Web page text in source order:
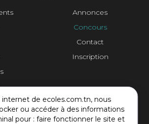
internet de ecoles.com.tn, nous
ou accéder à des informations
pour : faire fonctionner le site et
Annonces
Concours
Contact
Inscription
Plateforme